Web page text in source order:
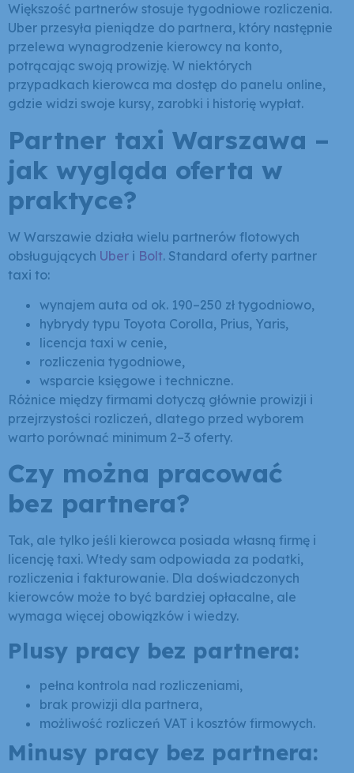
Większość partnerów stosuje tygodniowe rozliczenia.
Uber przesyła pieniądze do partnera, który następnie
przelewa wynagrodzenie kierowcy na konto,
potrącając swoją prowizję. W niektórych
przypadkach kierowca ma dostęp do panelu online,
gdzie widzi swoje kursy, zarobki i historię wypłat.
Partner taxi Warszawa –
jak wygląda oferta w
praktyce?
W Warszawie działa wielu partnerów flotowych
obsługujących Uber i Bolt. Standard oferty partner
taxi to:
wynajem auta od ok. 190–250 zł tygodniowo,
hybrydy typu Toyota Corolla, Prius, Yaris,
licencja taxi w cenie,
rozliczenia tygodniowe,
wsparcie księgowe i techniczne.
Różnice między firmami dotyczą głównie prowizji i
przejrzystości rozliczeń, dlatego przed wyborem
warto porównać minimum 2–3 oferty.
Czy można pracować
bez partnera?
Tak, ale tylko jeśli kierowca posiada własną firmę i
licencję taxi. Wtedy sam odpowiada za podatki,
rozliczenia i fakturowanie. Dla doświadczonych
kierowców może to być bardziej opłacalne, ale
wymaga więcej obowiązków i wiedzy.
Plusy pracy bez partnera:
pełna kontrola nad rozliczeniami,
brak prowizji dla partnera,
możliwość rozliczeń VAT i kosztów firmowych.
Minusy pracy bez partnera: